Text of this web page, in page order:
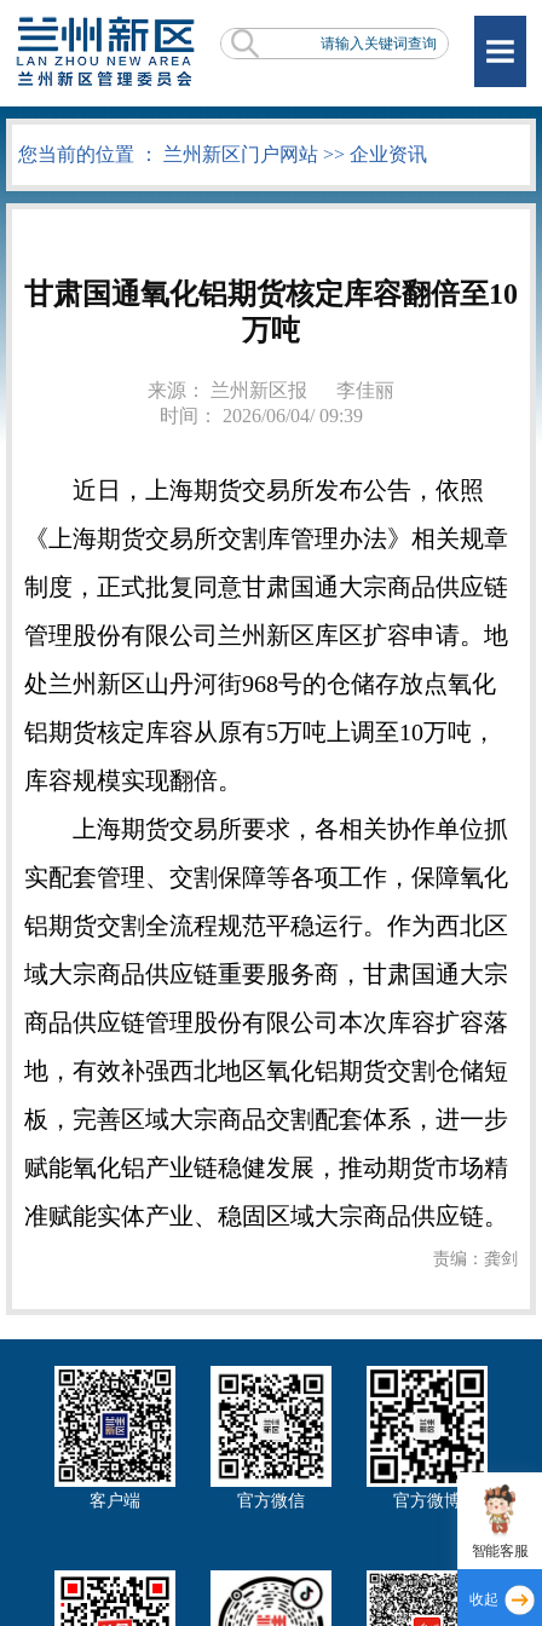
您当前的位置 ： 兰州新区门户网站 >> 企业资讯
甘肃国通氧化铝期货核定库容翻倍至10
万吨
来源： 兰州新区报
李佳丽
时间： 2026/06/04/ 09:39
近日，上海期货交易所发布公告，依照
《上海期货交易所交割库管理办法》相关规章
制度，正式批复同意甘肃国通大宗商品供应链
管理股份有限公司兰州新区库区扩容申请。地
处兰州新区山丹河街968号的仓储存放点氧化
铝期货核定库容从原有5万吨上调至10万吨，
库容规模实现翻倍。
上海期货交易所要求，各相关协作单位抓
实配套管理、交割保障等各项工作，保障氧化
铝期货交割全流程规范平稳运行。作为西北区
域大宗商品供应链重要服务商，甘肃国通大宗
商品供应链管理股份有限公司本次库容扩容落
地，有效补强西北地区氧化铝期货交割仓储短
板，完善区域大宗商品交割配套体系，进一步
赋能氧化铝产业链稳健发展，推动期货市场精
准赋能实体产业、稳固区域大宗商品供应链。
责编：龚剑
智能客服
收起
客户端 官方微信 官方微博